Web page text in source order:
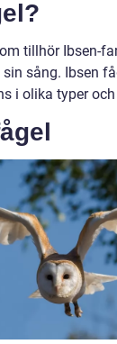
tillhör Ibsen-
sång. Ibsen
i olika typer